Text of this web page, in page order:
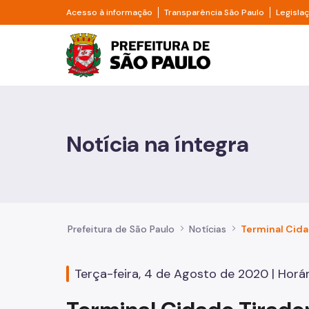
Pular para o Conteúdo principal
Acesso à informação Divisor de acesso à informação
Transparência São Paulo Divisor
Prefeitura de São
Casa e Moradia
Educação
Notícia na íntegra
Prefeitura de São Paulo Notícias
Terça-feira, 4 de Agosto de 2020 |